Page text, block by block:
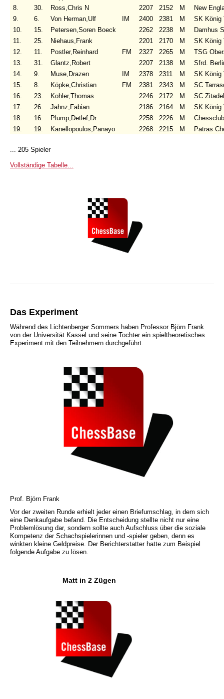
8.
30. Ross,Chris N 2207 2152 M
New
9.
6. Von Herman,Ulf IM 2400 2381 M
SK König
10.
15. Petersen,Soren Boeck 2262 2238 M
Damhus
11.
25. Niehaus,Frank 2201 2170 M
SK König
12.
11. Postler,Reinhard FM 2327 2265 M
TSG
13.
31. Glantz,Robert 2207 2138 M
Sfrd.
14.
9. Muse,Drazen IM 2378 2311 M
SK König
15.
8. Köpke,Christian FM 2381 2343 M
SC
16.
23. Kohler,Thomas 2246 2172 M
SC
17.
26. Jahnz,Fabian 2186 2164 M
SK König
18.
16. Plump,Detlef,Dr 2258 2226 M
19.
19. Kanellopoulos,Panayo 2268 2215 M Patras
... 205 Spieler
Vollständige Tabelle...
Das Experiment
Während des Lichtenberger Sommers haben Professor Björn Frank
von der Universität Kassel und seine Tochter ein spieltheoretisches
Experiment mit den Teilnehmern durchgeführt.
Prof. Björn Frank
Vor der zweiten Runde erhielt jeder einen Briefumschlag, in dem sich
eine Denkaufgabe befand. Die Entscheidung stellte nicht nur eine
Problemlösung dar, sondern sollte auch Aufschluss über die soziale
Kompetenz der Schachspielerinnen und -spieler geben, denn es
winkten kleine Geldpreise. Der Berichterstatter hatte zum Beispiel
folgende Aufgabe zu lösen.
Matt in 2 Zügen